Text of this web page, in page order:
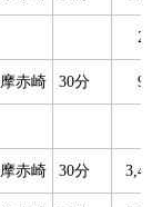
赤崎 30分
赤崎 30分